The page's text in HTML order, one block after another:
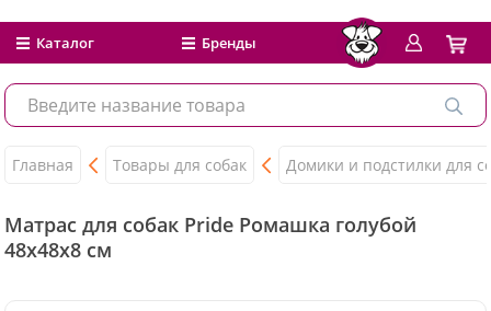
Каталог Бренды
Главная Товары для собак Домики и подстилки для
Матрас для собак Pride Ромашка голубой
48x48x8 см